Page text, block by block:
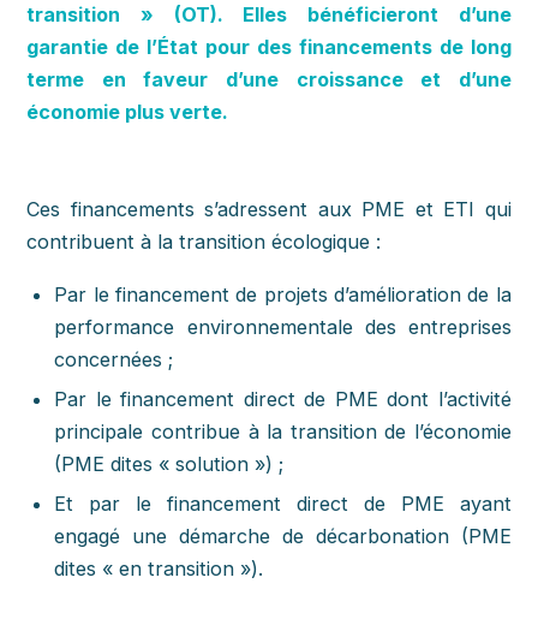
transition » (OT). Elles bénéficieront d’une
garantie de l’État pour des financements de long
terme en faveur d’une croissance et d’une
économie plus verte.
Ces financements s’adressent aux PME et ETI qui
contribuent à la transition écologique :
Par le financement de projets d’amélioration de la
performance environnementale des entreprises
concernées ;
Par le financement direct de PME dont l’activité
principale contribue à la transition de l’économie
(PME dites « solution ») ;
Et par le financement direct de PME ayant
engagé une démarche de décarbonation (PME
dites « en transition »).